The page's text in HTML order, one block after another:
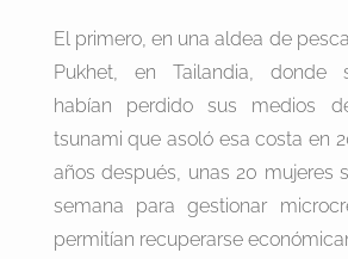
El primero, en una aldea de
Pukhet, en Tailandia, donde
habían perdido sus medios
tsunami que asoló esa costa en
años después, unas 20 mujeres
semana para gestionar
permitían recuperarse